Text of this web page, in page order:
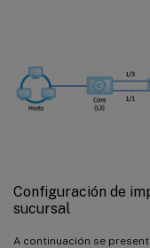
Configuración de
sucursal
A continuación se